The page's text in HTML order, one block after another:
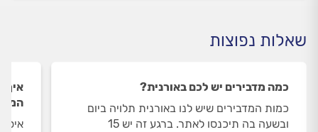
שאלות נפוצות
כמה מדבירים יש לכם באורנית?
כמות המדבירים שיש לנו באורנית תלויה ביום
ובשעה בה תיכנסו לאתר. ברגע זה יש 15
איך